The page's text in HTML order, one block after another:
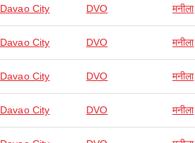
Davao City DVO मनीला
Davao City DVO मनीला
Davao City DVO मनीला
Davao City DVO मनीला